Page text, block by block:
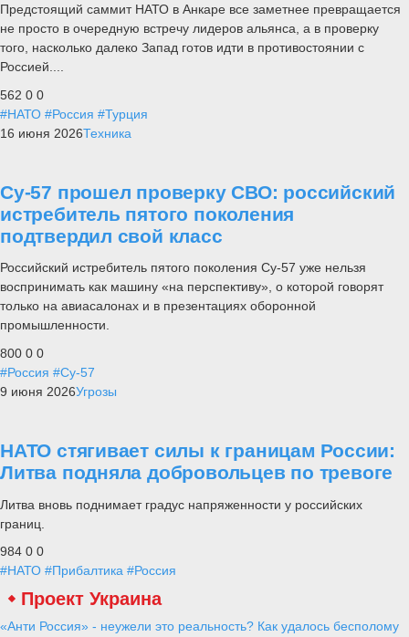
Предстоящий саммит НАТО в Анкаре все заметнее превращается
не просто в очередную встречу лидеров альянса, а в проверку
того, насколько далеко Запад готов идти в противостоянии с
Россией....
562 0 0
#НАТО #Россия #Турция
16 июня 2026Техника
Су-57 прошел проверку СВО: российский
истребитель пятого поколения
подтвердил свой класс
Российский истребитель пятого поколения Су-57 уже нельзя
воспринимать как машину «на перспективу», о которой говорят
только на авиасалонах и в презентациях оборонной
промышленности.
800 0 0
#Россия #Су-57
9 июня 2026Угрозы
НАТО стягивает силы к границам России:
Литва подняла добровольцев по тревоге
Литва вновь поднимает градус напряженности у российских
границ.
984 0 0
#НАТО #Прибалтика #Россия
Проект Украина
«Анти Россия» - неужели это реальность? Как удалось бесполому